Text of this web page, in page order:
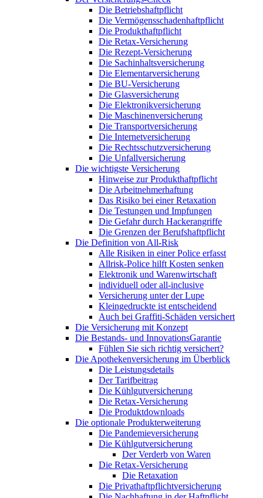
Die Betriebshaftpflicht
Die Vermögensschadenhaftpflicht
Die Produkthaftpflicht
Die Retax-Versicherung
Die Rezept-Versicherung
Die Sachinhaltsversicherung
Die Elementarversicherung
Die BU-Versicherung
Die Glasversicherung
Die Elektronikversicherung
Die Maschinenversicherung
Die Transportversicherung
Die Internetversicherung
Die Rechtsschutzversicherung
Die Unfallversicherung
Die wichtigste Versicherung
Hinweise zur Produkthaftpflicht
Die Arbeitnehmerhaftung
Das Risiko bei einer Retaxation
Die Testungen und Impfungen
Die Gefahr durch Hackerangriffe
Die Grenzen der Berufshaftpflicht
Die Definition von All-Risk
Alle Risiken in einer Police erfasst
Allrisk-Police hilft Kosten senken
Elektronik und Warenwirtschaft
individuell oder all-inclusive
Versicherung unter der Lupe
Kleingedruckte ist entscheidend
Auch bei Graffiti-Schäden versichert
Die Versicherung mit Konzept
Die Bestands- und InnovationsGarantie
Fühlen Sie sich richtig versichert?
Die Apothekenversicherung im Überblick
Die Leistungsdetails
Der Tarifbeitrag
Die Kühlgutversicherung
Die Retax-Versicherung
Die Produktdownloads
Die optionale Produkterweiterung
Die Pandemieversicherung
Die Kühlgutversicherung
Der Verderb von Waren
Die Retax-Versicherung
Die Retaxation
Die Privathaftpflichtversicherung